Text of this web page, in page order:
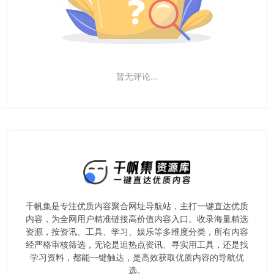
暂无评论...
千帆集是专注优质内容聚合网址导航站，主打一键直达优质
内容，为全网用户精准链接高价值内容入口。​收录海量精选
资源，按资讯、工具、学习、娱乐等多维度分类，所有内容
经严格审核筛选，无论是追热点资讯、寻实用工具，还是找
学习资料，都能一键触达，是高效获取优质内容的导航优
选。